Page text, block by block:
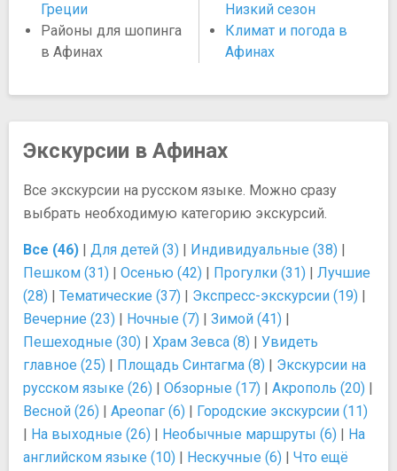
Греции
Районы для шопинга
в Афинах
Низкий сезон
Климат и погода в
Афинах
Экскурсии в Афинах
Все экскурсии на русском языке. Можно сразу
выбрать необходимую категорию экскурсий.
Все (46) | Для детей (3) | Индивидуальные (38) |
Пешком (31) | Осенью (42) | Прогулки (31) | Лучшие
(28) | Тематические (37) | Экспресс-экскурсии (19) |
Вечерние (23) | Ночные (7) | Зимой (41) |
Пешеходные (30) | Храм Зевса (8) | Увидеть
главное (25) | Площадь Синтагма (8) | Экскурсии на
русском языке (26) | Обзорные (17) | Акрополь (20) |
Весной (26) | Ареопаг (6) | Городские экскурсии (11)
| На выходные (26) | Необычные маршруты (6) | На
английском языке (10) | Нескучные (6) | Что ещё